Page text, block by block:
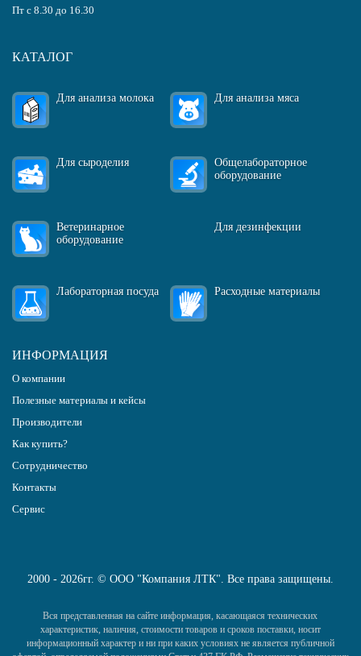
Пт с 8.30 до 16.30
КАТАЛОГ
Для анализа молока Для анализа мяса
Для сыроделия
Общелабораторное
оборудование
Ветеринарное
оборудование
Для дезинфекции
Лабораторная посуда Расходные материалы
ИНФОРМАЦИЯ
О компании
Полезные материалы и кейсы
Производители
Как купить?
Сотрудничество
Контакты
Сервис
2000 - 2026гг. © ООО "Компания ЛТК". Все права защищены.
Вся представленная на сайте информация, касающаяся технических
характеристик, наличия, стоимости товаров и сроков поставки, носит
информационный характер и ни при каких условиях не является публичной